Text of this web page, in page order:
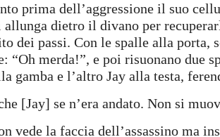
prima dell’aggressione il suo
allunga dietro il divano per
dei passi. Con le spalle alla porta,
“Oh merda!”, e poi risuonano due
gamba e l’altro Jay alla testa,
[Jay] se n’era andato. Non si
vede la faccia dell’assassino ma